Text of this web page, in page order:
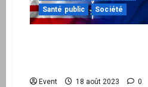
Santé public
Société
Event 18 août 2023 0